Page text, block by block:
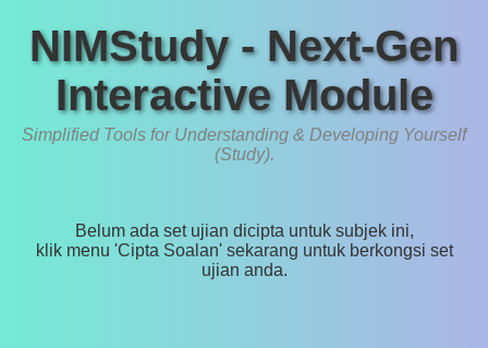
NIMStudy - Next-Gen
Interactive Module
Simplified Tools for Understanding & Developing Yourself
(Study).
Belum ada set ujian dicipta untuk subjek ini,
klik menu 'Cipta Soalan' sekarang untuk berkongsi set
ujian anda.